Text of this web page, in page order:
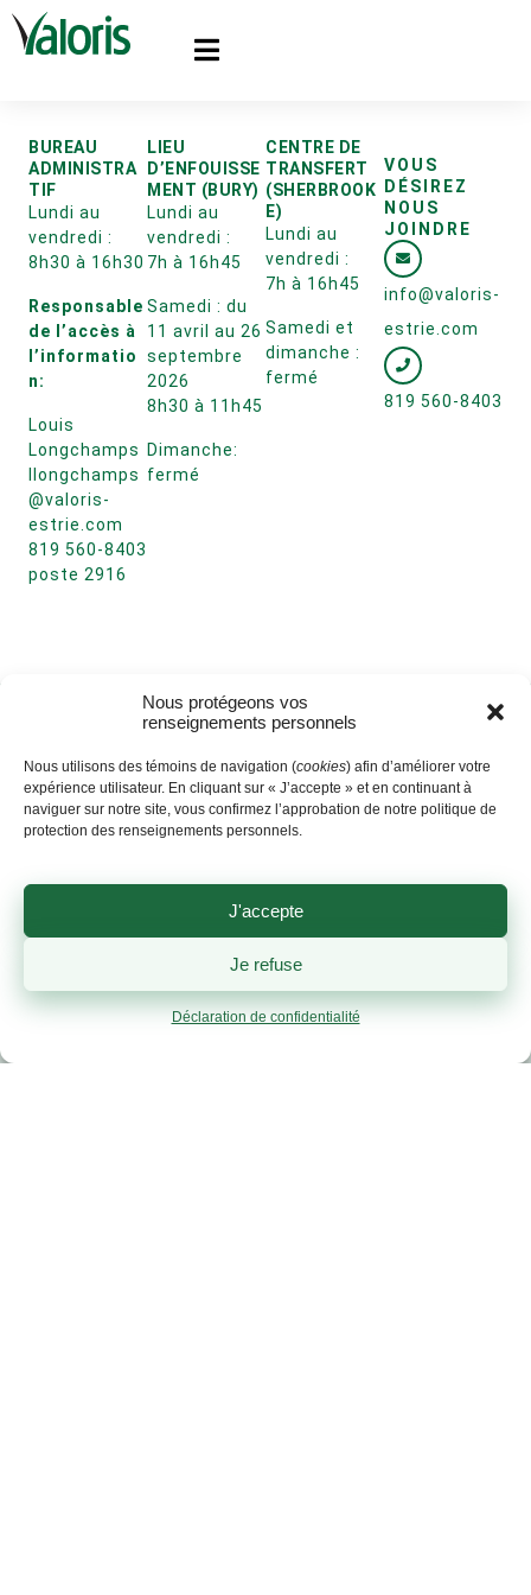
Nous protégeons vos
renseignements personnels
Nous utilisons des témoins de navigation (cookies) afin d’améliorer votre
expérience utilisateur. En cliquant sur « J’accepte » et en continuant à
naviguer sur notre site, vous confirmez l’approbation de notre politique de
protection des renseignements personnels.
J'accepte
Je refuse
Déclaration de confidentialité
BUREAU
ADMINISTRA
TIF
Lundi au
vendredi :
8h30 à 16h30
Responsable
de l’accès à
l’informatio
n:
Louis
Longchamps
llongchamps
@valoris-
estrie.com
819 560-8403
poste 2916
LIEU
D’ENFOUISSE
MENT (BURY)
Lundi au
vendredi :
7h à 16h45
Samedi : du
11 avril au 26
septembre
2026
8h30 à 11h45
Dimanche:
fermé
CENTRE DE
TRANSFERT
(SHERBROOK
E)
Lundi au
vendredi :
7h à 16h45
Samedi et
dimanche :
fermé
VOUS
DÉSIREZ
NOUS
JOINDRE
info@valoris-
estrie.com
819 560-8403